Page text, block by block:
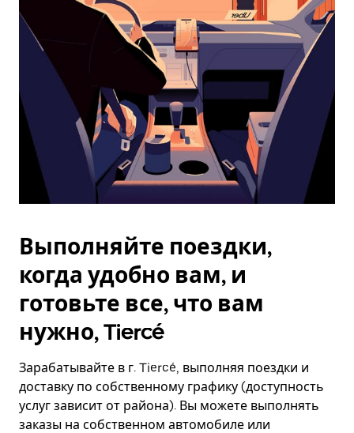
Esc.
Выполняйте поездки,
когда удобно вам, и
готовьте все, что вам
нужно, Tiercé
Зарабатывайте в г. Tiercé, выполняя поездки и
доставку по собственному графику (доступность
услуг зависит от района). Вы можете выполнять
заказы на собственном автомобиле или